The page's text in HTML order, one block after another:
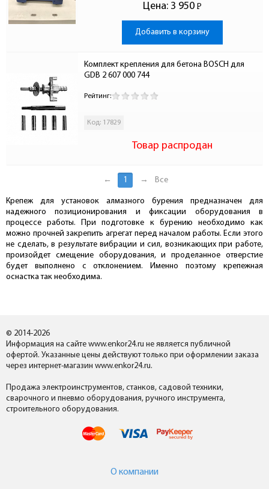
Цена: 3 950 Р
-
Добавить в корзину
Комплект крепления для бетона BOSCH для
GDB 2 607 000 744
Рейтинг:
Код: 17829
Товар распродан
← 1 → Все
Крепеж для установок алмазного бурения предназначен для
надежного позиционирования и фиксации оборудования в
процессе работы. При подготовке к бурению необходимо как
можно прочней закрепить агрегат перед началом работы. Если этого
не сделать, в результате вибрации и сил, возникающих при работе,
произойдет смещение оборудования, и проделанное отверстие
будет выполнено с отклонением. Именно поэтому крепежная
оснастка так необходима.
© 2014-2026
Информация на сайте www.enkor24.ru не является публичной
офертой. Указанные цены действуют только при оформлении заказа
через интернет-магазин www.enkor24.ru.
Продажа электроинструментов, станков, садовой техники,
сварочного и пневмо оборудования, ручного инструмента,
строительного оборудования.
О компании